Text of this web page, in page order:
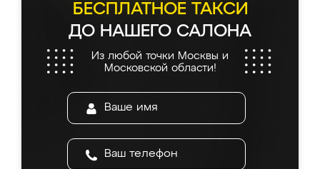
БЕСПЛАТНОЕ ТАКСИ
ДО НАШЕГО САЛОНА
Из любой точки Москвы и
Московской области!